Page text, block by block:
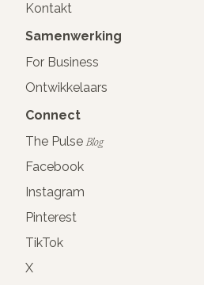
Kontakt
Samenwerking
For Business
Ontwikkelaars
Connect
The PulseBlog
Facebook
Instagram
Pinterest
TikTok
X